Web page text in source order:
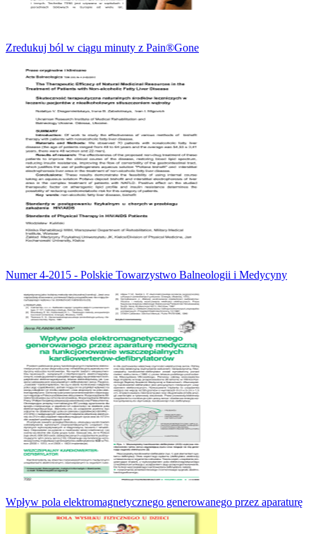
Zredukuj ból w ciągu minuty z Pain®Gone
Numer 4-2015 - Polskie Towarzystwo Balneologii i Medycyny
Wpływ pola elektromagnetycznego generowanego przez aparaturę